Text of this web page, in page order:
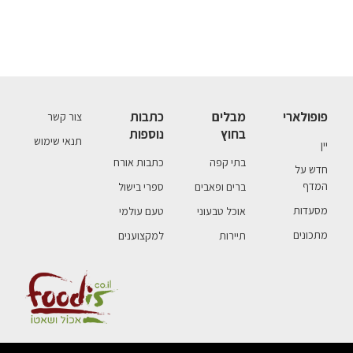
פופולארי
יין
חדש על
המדף
מסעדות
מתכונים
מבלים
בחוץ
בתי קפה
ברים ופאבים
אוכל טבעוני
תיירות
כתבות
נוספות
כתבות אורח
ספרי בישול
טעם עולמי
למקצוענים
צור קשר
תנאי שימוש